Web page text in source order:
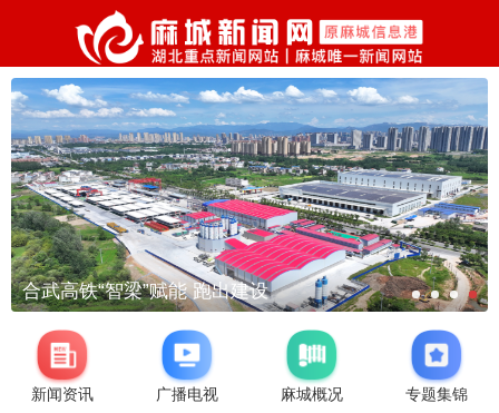
合武高铁“智梁”赋能 跑出建设
新闻资讯 广播电视 麻城概况 专题集锦